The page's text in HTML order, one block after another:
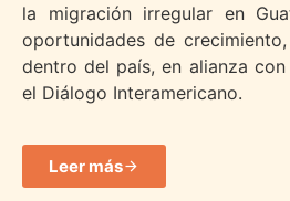
la migración irregular en
oportunidades de
dentro del país, en alianza
el Diálogo Interamericano.
Leer más